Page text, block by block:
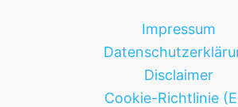
Impressum
Disclaimer
Cookie-Richtlinie